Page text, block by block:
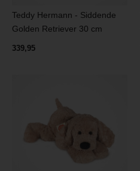
Teddy Hermann - Siddende
Golden Retriever 30 cm
339,95